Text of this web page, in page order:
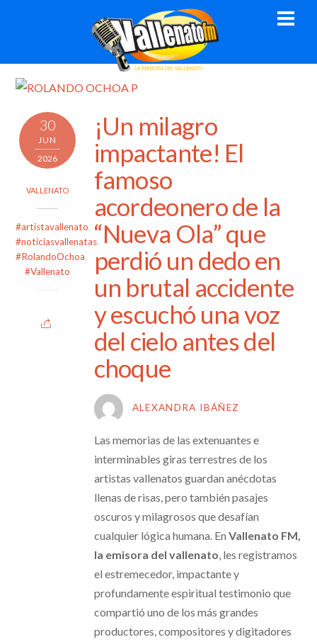
30
JUN
2026
VALLENATO
#artistavallenato,
#noticiasvallenatas,
#RolandoOchoa,
#Vallenato
¡Un milagro
impactante! El
famoso
acordeonero de la
“Nueva Ola” que
perdió un dedo en
un brutal accidente
y escuchó una voz
del cielo antes del
choque
ALEXANDRA IBÁÑEZ
Las memorias de las extenuantes e
interminables giras terrestres de los
artistas vallenatos guardan anécdotas
llenas de risas, pero también pasajes
oscuros y milagrosos que desafían
cualquier lógica humana. En Vallenato FM,
la emisora del vallenato , les registramos
el estremecedor, impactante y
profundamente espiritual testimonio que
compartió uno de los más grandes
productores, compositores y digitadores